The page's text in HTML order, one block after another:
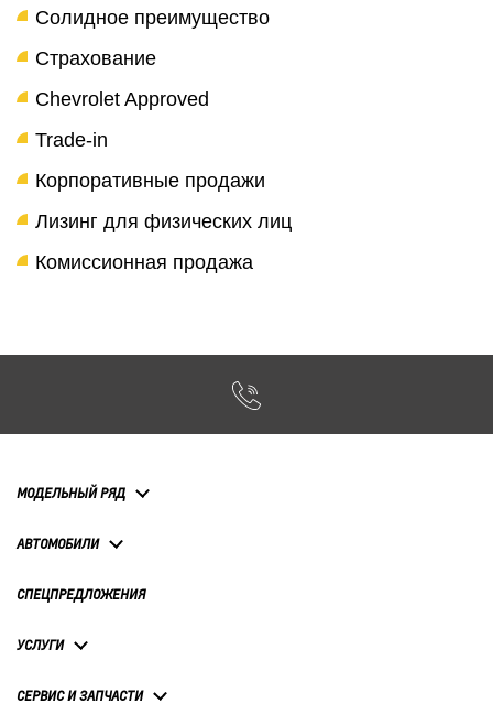
Солидное преимущество
Страхование
Chevrolet Approved
Trade-in
Корпоративные продажи
Лизинг для физических лиц
Комиссионная продажа
МОДЕЛЬНЫЙ РЯД
АВТОМОБИЛИ
СПЕЦПРЕДЛОЖЕНИЯ
УСЛУГИ
СЕРВИС И ЗАПЧАСТИ